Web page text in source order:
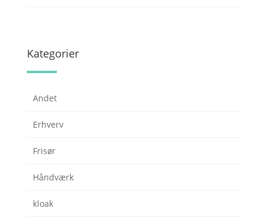
Kategorier
Andet
Erhverv
Frisør
Håndværk
kloak